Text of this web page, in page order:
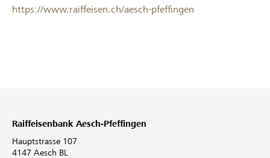
https://www.raiffeisen.ch/aesch-pfeffingen
Raiffeisenbank Aesch-Pfeffingen
Hauptstrasse 107
4147 Aesch BL